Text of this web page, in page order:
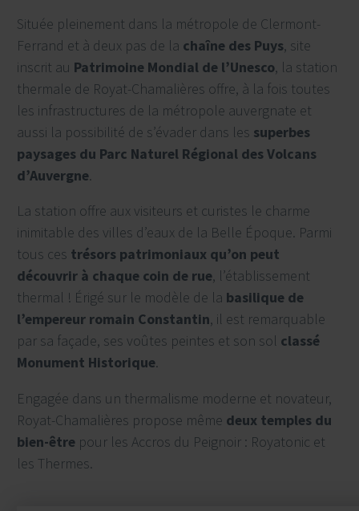
Située pleinement dans la métropole de Clermont-
Ferrand et à deux pas de la chaîne des Puys, site
inscrit au Patrimoine Mondial de l’Unesco, la station
thermale de Royat-Chamalières offre, à la fois toutes
les infrastructures de la métropole auvergnate et
aussi la possibilité de s’évader dans les superbes
paysages du Parc Naturel Régional des Volcans
d’Auvergne.
La station offre aux visiteurs et curistes le charme
inimitable des villes d’eaux de la Belle Époque. Parmi
tous ces trésors patrimoniaux qu’on peut
découvrir à chaque coin de rue, l’établissement
thermal ! Érigé sur le modèle de la basilique de
l’empereur romain Constantin, il est remarquable
par sa façade, ses voûtes peintes et son sol classé
Monument Historique.
Engagée dans un thermalisme moderne et novateur,
Royat-Chamalières propose même deux temples du
bien-être pour les Accros du Peignoir : Royatonic et
les Thermes.